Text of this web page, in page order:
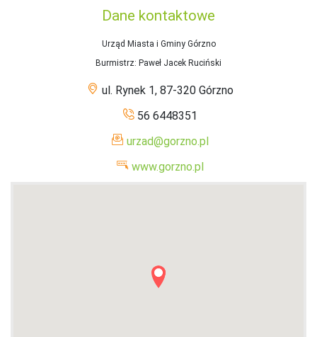
Dane kontaktowe
Urząd Miasta i Gminy Górzno
Burmistrz: Paweł Jacek Ruciński
ul. Rynek 1, 87-320 Górzno
56 6448351
urzad@gorzno.pl
www.gorzno.pl